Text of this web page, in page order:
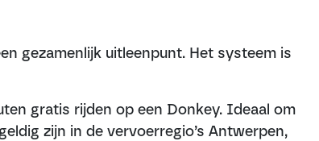
gezamenlijk uitleenpunt. Het systeem is
gratis rijden op een Donkey. Ideaal om
zijn in de vervoerregio’s Antwerpen,